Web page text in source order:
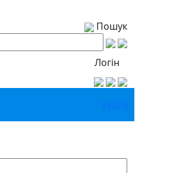
Пошук
Логін
УкрРу